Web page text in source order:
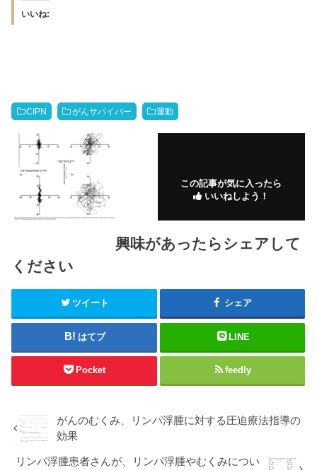
いいね:
CIPN がんサバイバー 運動
この記事が気に入ったら
いいねしよう！
興味があったらシェアして
ください
ツイート シェア
はてブ LINE
Pocket feedly
がんのむくみ、リンパ浮腫に対する圧迫療法指導の
効果
リンパ浮腫患者さんが、リンパ浮腫やむくみについ